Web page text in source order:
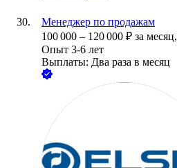
Менеджер по продажам
100 000 – 120 000 ₽ за месяц,
Опыт 3-6 лет
Выплаты: Два раза в месяц